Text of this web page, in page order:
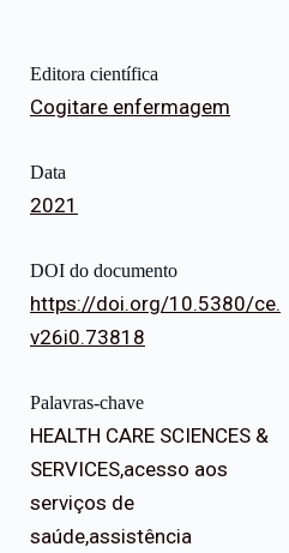
Editora científica
Cogitare enfermagem
Data
2021
DOI do documento
https://doi.org/10.5380/ce.
v26i0.73818
Palavras-chave
HEALTH CARE SCIENCES &
SERVICES,acesso aos
serviços de
saúde,assistência